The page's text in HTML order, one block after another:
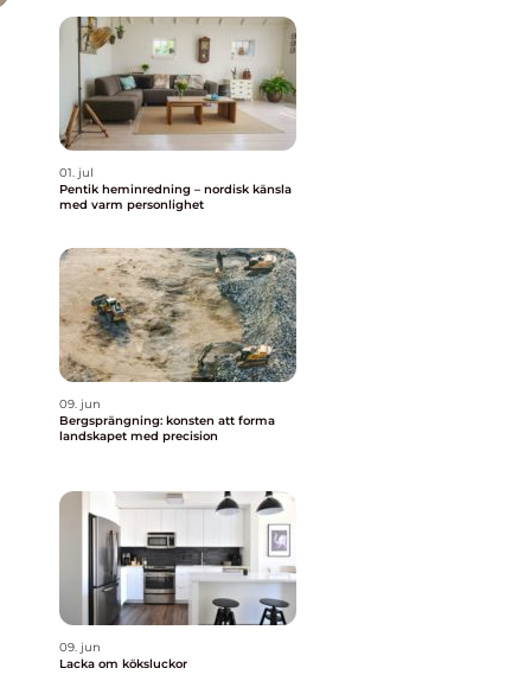
01. jul
Pentik heminredning – nordisk känsla
med varm personlighet
09. jun
Bergsprängning: konsten att forma
landskapet med precision
09. jun
Lacka om köksluckor